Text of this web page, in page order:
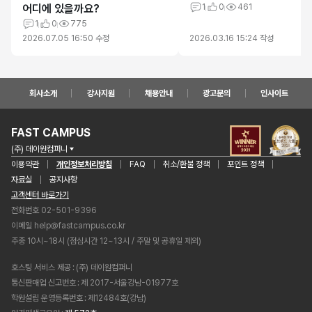
어디에 있을까요?
1 0
775
2026.07.05 16:50 수정
1 0 461
2026.03.16 15:24 작성
회사소개 강사지원 채용안내 광고문의 인사이트
FAST CAMPUS
(주) 데이원컴퍼니
이용약관
개인정보처리방침 FAQ 취소/환불 정책
포인트 정책
자료실
공지사항
고객센터 바로가기
전화번호 02-501-9396
이메일 help@fastcampus.co.kr
주중 10시~18시 (점심시간 12~13시 / 주말 및 공휴일 제외)
호스팅 서비스 제공 (주) 데이원컴퍼니
통신판매업 신고번호 제 2017-서울강남-01977호
학원설립 운영등록번호 제12484호(강남)